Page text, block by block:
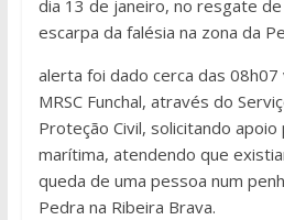
dia 13 de janeiro, no resgate
escarpa da falésia na zona da
alerta foi dado cerca das
MRSC Funchal, através do
Proteção Civil, solicitando apoio
marítima, atendendo que
queda de uma pessoa num
Pedra na Ribeira Brava.